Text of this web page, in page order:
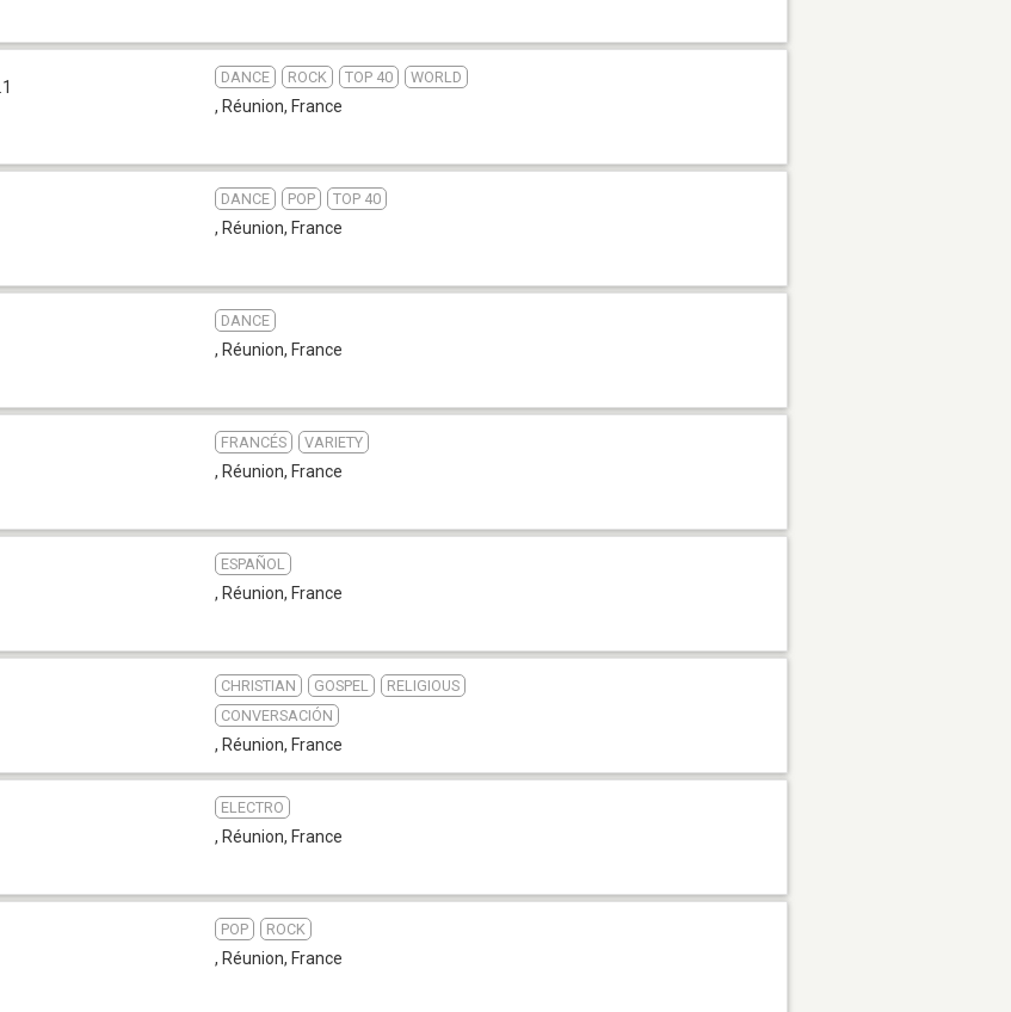
DANCE ROCK TOP 40 WORLD
, Réunion, France
DANCE POP TOP 40
, Réunion, France
DANCE
, Réunion, France
FRANCÉS VARIETY
, Réunion, France
ESPAÑOL
, Réunion, France
CHRISTIAN GOSPEL
RELIGIOUS
CONVERSACIÓN
, Réunion, France
ELECTRO
, Réunion, France
POP ROCK
, Réunion, France